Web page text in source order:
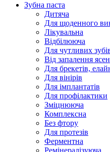
Зубна паста
Дитяча
Для щоденного
Лікувальна
Відбілююча
Для чутливих
Від запалення ясен
Для брекетів,
Для вінірів
Для імплантатів
Для профілактики
Зміцнююча
Комплексна
Без фтору
Для протезів
Ферментна